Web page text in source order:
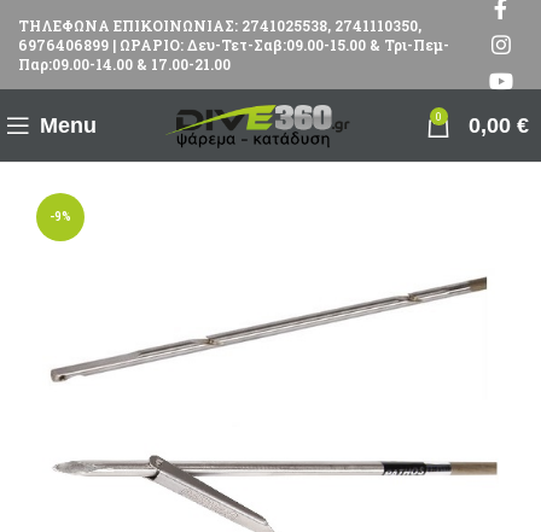
ΤΗΛΕΦΩΝΑ ΕΠΙΚΟΙΝΩΝΙΑΣ: 2741025538, 2741110350,
6976406899 | ΩΡΑΡΙΟ: Δευ-Τετ-Σαβ:09.00-15.00 & Τρι-Πεμ-
Παρ:09.00-14.00 & 17.00-21.00
Menu 0 0,00 €
-9%